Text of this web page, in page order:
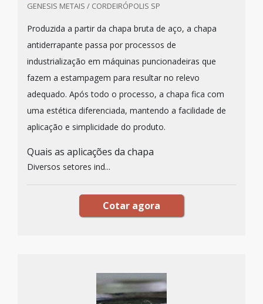
GENESIS METAIS / CORDEIRÓPOLIS SP
Produzida a partir da chapa bruta de aço, a chapa
antiderrapante passa por processos de
industrialização em máquinas puncionadeiras que
fazem a estampagem para resultar no relevo
adequado. Após todo o processo, a chapa fica com
uma estética diferenciada, mantendo a facilidade de
aplicação e simplicidade do produto.
Quais as aplicações da chapa
Diversos setores ind...
Cotar agora